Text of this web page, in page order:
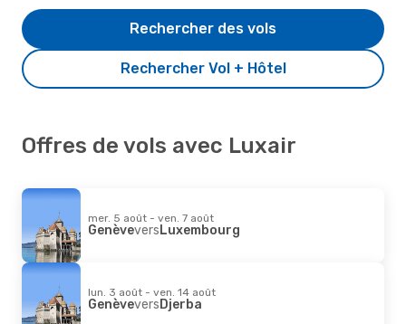
Rechercher Vol + Hôtel
Rechercher des vols
Offres de vols avec Luxair
mer. 5 août - ven. 7 août
GenèveversLuxembourg
lun. 3 août - ven. 14 août
GenèveversDjerba